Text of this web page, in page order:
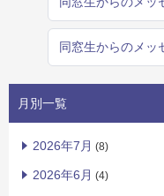
同窓生からのメッ
月別一覧
2026年7月 (8)
2026年6月 (4)